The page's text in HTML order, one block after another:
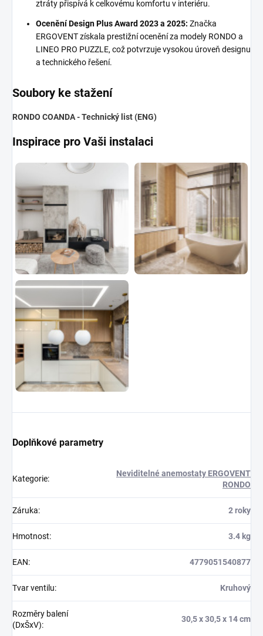
ztráty přispívá k celkovému komfortu v interiéru.
Ocenění Design Plus Award 2023 a 2025: Značka
ERGOVENT získala prestižní ocenění za modely RONDO a
LINEO PRO PUZZLE, což potvrzuje vysokou úroveň designu
a technického řešení.
Soubory ke stažení
RONDO COANDA - Technický list (ENG)
Inspirace pro Vaši instalaci
Doplňkové parametry
Kategorie:
Neviditelné anemostaty ERGOVENT
RONDO
Záruka: 2 roky
Hmotnost: 3.4 kg
EAN: 4779051540877
Tvar ventilu: Kruhový
Rozměry balení
(DxŠxV):
30,5 x 30,5 x 14 cm